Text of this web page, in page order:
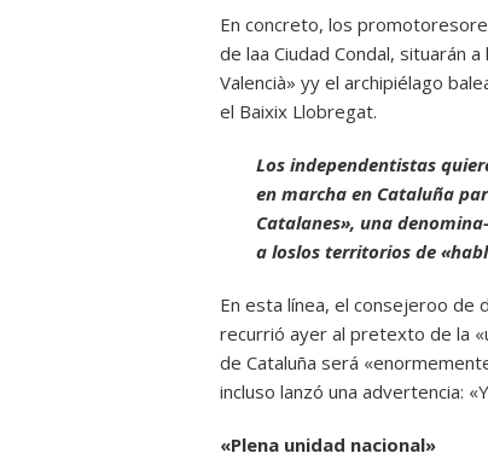
En concreto, los
de laa Ciudad Condal, situarán
Valencià» yy el archipiélago
el Baixix Llobregat.
Los independentistas
en marcha en Cataluña
Catalanes», una
a loslos territorios de
En esta línea, el consejeroo de
recurrió ayer al pretexto de la
de Cataluña será
incluso lanzó una advertencia:
«Plena unidad nacional»